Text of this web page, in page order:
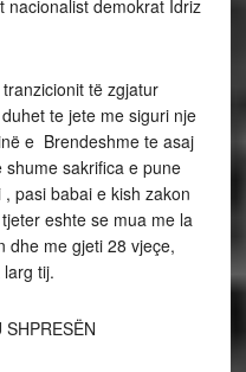
nacionalist demokrat Idriz
të zgjatur
te jete me siguri nje
e Brendeshme te asaj
sakrifica e pune
pasi babai e kish zakon
eshte se mua me la
dhe me gjeti 28 vjeçe,
tij.